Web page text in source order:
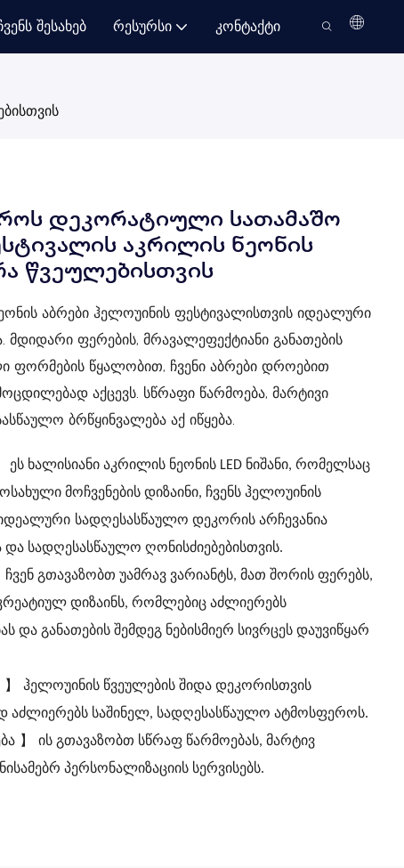
Შესახებ Რესურსი Კონტაქტი
დეკორატიული სათამაშო
აკრილის ნეონის
წვეულებისთვის
აბრები ჰელოუინის ფესტივალისთვის იდეალური
მდიდარი ფერების, მრავალეფექტიანი განათების
ფორმების წყალობით, ჩვენი აბრები დროებით
აქცევს. სწრაფი წარმოება, მარტივი
ბრწყინვალება აქ იწყება.
ეს ხალისიანი აკრილის ნეონის LED ნიშანი, რომელსაც
მოჩვენების დიზაინი, ჩვენს ჰელოუინის
სადღესასწაულო დეკორის არჩევანია
და სადღესასწაულო ღონისძიებებისთვის.
ჩვენ გთავაზობთ უამრავ ვარიანტს, მათ შორის ფერებს,
დიზაინს, რომლებიც აძლიერებს
და განათების შემდეგ ნებისმიერ სივრცეს დაუვიწყარ
】
ჰელოუინის წვეულების შიდა დეკორისთვის
აძლიერებს საშინელ, სადღესასწაულო ატმოსფეროს.
】
ის გთავაზობთ სწრაფ წარმოებას, მარტივ
პერსონალიზაციის სერვისებს.